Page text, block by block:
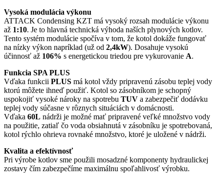
Vysoká modulácia výkonu
ATTACK Condensing KZT má vysoký rozsah modulácie výkonu
až 1:10. Je to hlavná technická výhoda naších plynových kotlov.
Tento systém modulácie spočíva v tom, že kotol dokáže fungovať
na nízky výkon napríklad (už od 2,4kW). Dosahuje vysokú
účinnosť až 106% s energetickou triedou pre vykurovanie A.
Funkcia SPA PLUS
Vďaka funkcii PLUS má kotol vždy pripravenú zásobu teplej vody
ktorú môžete ihneď použiť. Kotol so zásobníkom je schopný
uspokojiť vysoké nároky na spotrebu TUV a zabezpečiť dodávku
teplej vody súčasne v rôznych situáciách v domácnosti.
Vďaka 60L nádrži je možné mať pripravené veľké množstvo vody
na použitie, zatiaľ čo voda obsiahnutá v zásobníku je spotrebovaná,
kotol rýchlo ohrieva rovnaké množstvo, ktoré je uložené v nádrži.
Kvalita a efektívnosť
Pri výrobe kotlov sme použili mosadzné komponenty hydraulickej
zostavy čím zabezpečíme maximálnu spoľahlivosť výrobku.